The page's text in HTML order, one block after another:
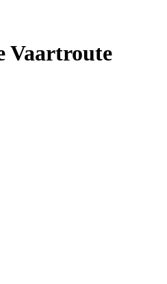
Vaartroute